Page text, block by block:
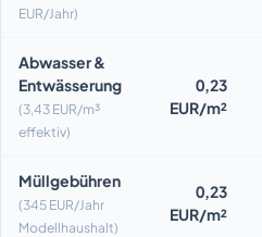
EUR/Jahr)
Abwasser &
Entwässerung
(3,43 EUR/m³
effektiv)
0,23
EUR/m²
Müllgebühren
(345 EUR/Jahr
Modellhaushalt)
0,23
EUR/m²